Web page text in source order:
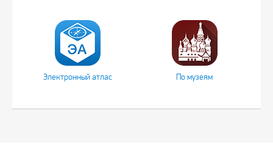
Электронный атлас По музеям